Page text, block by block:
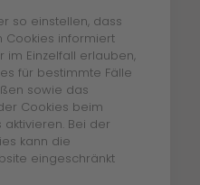
so einstellen, dass
Cookies informiert
Einzelfall erlauben,
für bestimmte Fälle
sowie das
Cookies beim
Bei der
kann die
eingeschränkt